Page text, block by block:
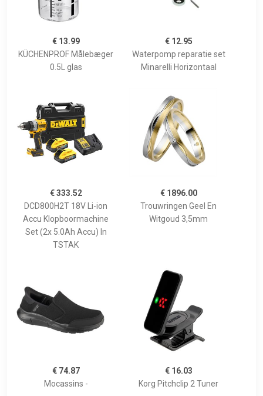
€ 13.99
KÜCHENPROF Målebæger
0.5L glas
€ 12.95
Waterpomp reparatie set
Minarelli Horizontaal
€ 333.52
DCD800H2T 18V Li-ion
Accu Klopboormachine
Set (2x 5.0Ah Accu) In
TSTAK
€ 1896.00
Trouwringen Geel En
Witgoud 3,5mm
€ 74.87
Mocassins -
€ 16.03
Korg Pitchclip 2 Tuner